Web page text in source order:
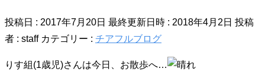
投稿日 : 2017年7月20日 最終更新日時 : 2018年4月2日 投稿
者 : staff カテゴリー : チアフルブログ
りす組(1歳児)さんは今日、お散歩へ…